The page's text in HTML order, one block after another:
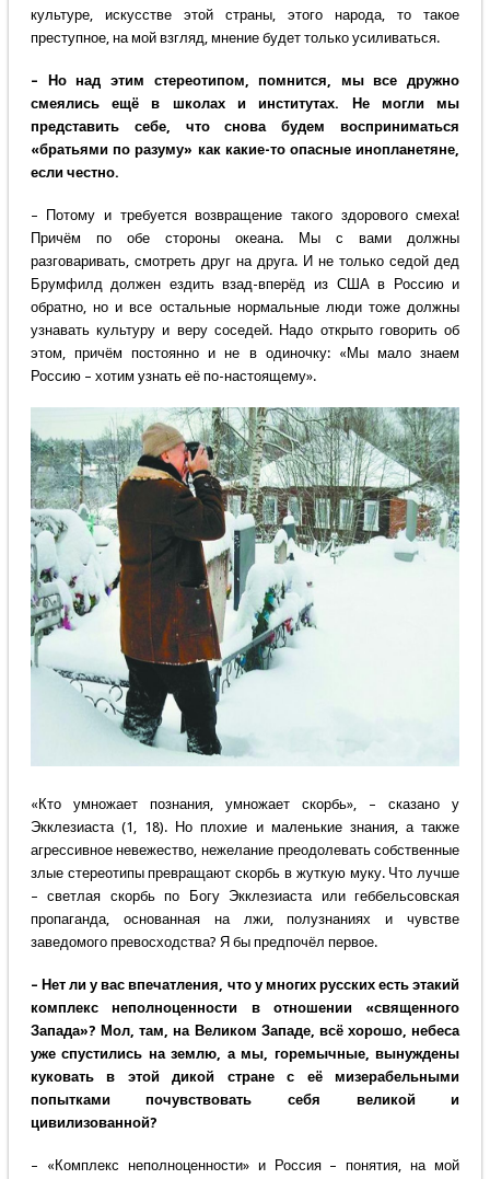
культуре, искусстве этой страны, этого народа, то такое
преступное, на мой взгляд, мнение будет только усиливаться.
– Но над этим стереотипом, помнится, мы все дружно
смеялись ещё в школах и институтах. Не могли мы
представить себе, что снова будем восприниматься
«братьями по разуму» как какие-то опасные инопланетяне,
если честно.
– Потому и требуется возвращение такого здорового смеха!
Причём по обе стороны океана. Мы с вами должны
разговаривать, смотреть друг на друга. И не только седой дед
Брумфилд должен ездить взад-вперёд из США в Россию и
обратно, но и все остальные нормальные люди тоже должны
узнавать культуру и веру соседей. Надо открыто говорить об
этом, причём постоянно и не в одиночку: «Мы мало знаем
Россию – хотим узнать её по-настоящему».
«Кто умножает познания, умножает скорбь», – сказано у
Экклезиаста (1, 18). Но плохие и маленькие знания, а также
агрессивное невежество, нежелание преодолевать собственные
злые стереотипы превращают скорбь в жуткую муку. Что лучше
– светлая скорбь по Богу Экклезиаста или геббельсовская
пропаганда, основанная на лжи, полузнаниях и чувстве
заведомого превосходства? Я бы предпочёл первое.
– Нет ли у вас впечатления, что у многих русских есть этакий
комплекс неполноценности в отношении «священного
Запада»? Мол, там, на Великом Западе, всё хорошо, небеса
уже спустились на землю, а мы, горемычные, вынуждены
куковать в этой дикой стране с её мизерабельными
попытками почувствовать себя великой и
цивилизованной?
– «Комплекс неполноценности» и Россия – понятия, на мой